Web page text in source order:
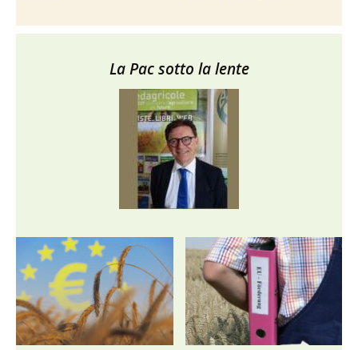
La Pac sotto la lente